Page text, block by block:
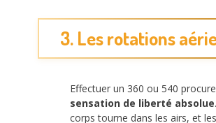
3. Les rotations
Effectuer un 360 ou 540 procure
sensation de liberté absolue
corps tourne dans les airs, et